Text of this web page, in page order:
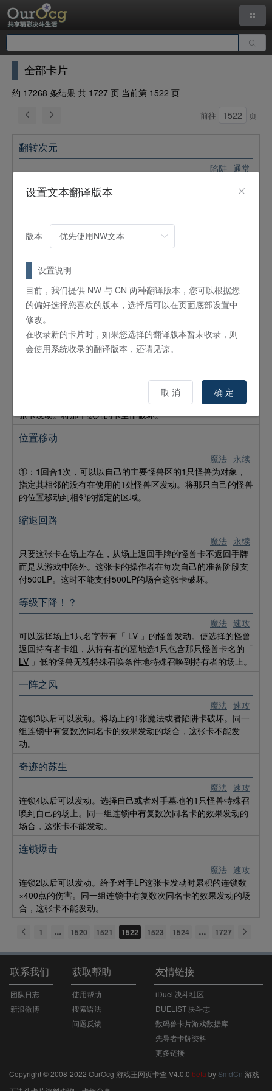
全部卡片
约 17268 条结果 共 1727 页 当前第 1522 页
前往 页
陷阱 通常
翻转次元
动。将那1只怪兽特殊召唤到自己的场上。
以自己场上的通常怪兽为攻击对象的对手怪兽的攻击宣言时可
以发动。将以表侧攻击表示存在的通常怪兽以外的场上的怪兽
全部破坏。
同花顺
对手的魔法陷阱卡区域全部有卡存在的场合可以发动。将对手
的魔法陷阱卡区域的卡全部破坏。
陷阱
①：与这张卡相同的纵列全部有卡存在的场合可以将盖放的这
张卡发动。将那个纵列的卡全部破坏。
魔法 永续
位置移动
①：1回合1次，可以以自己的主要怪兽区的1只怪兽为对象，
指定其相邻的没有在使用的1处怪兽区发动。将那只自己的怪兽
的位置移动到相邻的指定的区域。
魔法 永续
缩退回路
只要这张卡在场上存在，从场上返回手牌的怪兽卡不返回手牌
而是从游戏中除外。这张卡的操作者在每次自己的准备阶段支
付500LP。这时不能支付500LP的场合这张卡破坏。
魔法 速攻
等级下降！？
可以选择场上1只名字带有「 LV 」的怪兽发动。使选择的怪兽
返回持有者卡组，从持有者的墓地选1只包含那只怪兽卡名的「
LV 」低的怪兽无视特殊召唤条件地特殊召唤到持有者的场上。
魔法 速攻
一阵之风
连锁3以后可以发动。将场上的1张魔法或者陷阱卡破坏。同一
组连锁中有复数次同名卡的效果发动的场合，这张卡不能发
动。
魔法 速攻
奇迹的苏生
连锁4以后可以发动。选择自己或者对手墓地的1只怪兽特殊召
唤到自己的场上。同一组连锁中有复数次同名卡的效果发动的
场合，这张卡不能发动。
魔法 速攻
连锁爆击
连锁2以后可以发动。给予对手LP这张卡发动时累积的连锁数
×400点的伤害。同一组连锁中有复数次同名卡的效果发动的场
合，这张卡不能发动。
1 1520 1521 1522 1523 1524 1727
联系我们
团队日志
新浪微博
获取帮助
使用帮助
搜索语法
问题反馈
友情链接
iDuel 决斗社区
DUELIST 决斗志
数码兽卡片游戏数据库
先导者卡牌资料
更多链接
Copyright © 2008-2022 OurOcg 游戏王网页卡查 V4.0.0 beta by SmdCn 游戏
设置文本翻译版本
版本
设置说明
目前，我们提供 NW 与 CN 两种翻译版本，您可以根据您
的偏好选择您喜欢的版本，选择后可以在页面底部设置中
修改。
在收录新的卡片时，如果您选择的翻译版本暂未收录，则
会使用系统收录的翻译版本，还请见谅。
取 消 确 定